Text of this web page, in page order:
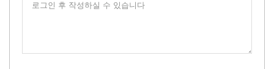
로그인 후 작성하실 수 있습니다